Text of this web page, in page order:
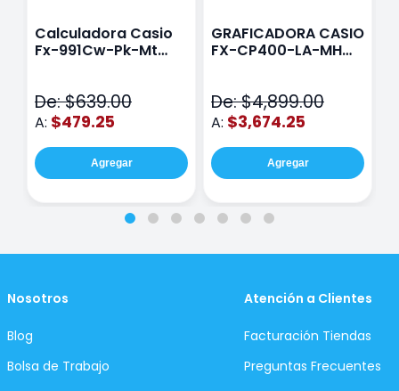
Calculadora Casio
Fx-991Cw-Pk-Mt
De: $639.00
A: $479.25
Agregar
GRAFICADORA CASIO
FX-CP400-LA-MH
De: $4,899.00
A: $3,674.25
Agregar
Nosotros
Blog
Bolsa de Trabajo
Atención a Clientes
Facturación Tiendas
Preguntas Frecuentes